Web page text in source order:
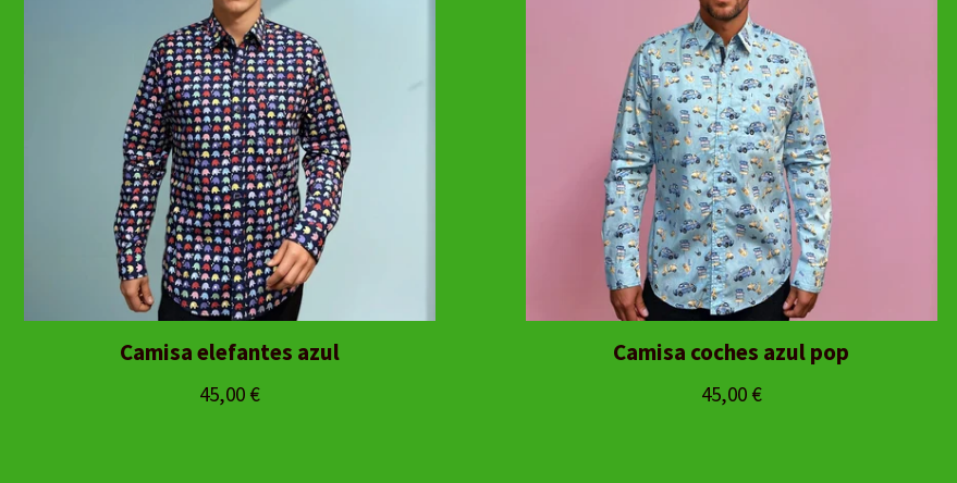
Camisa elefantes azul
45,00 €
Camisa coches azul pop
45,00 €